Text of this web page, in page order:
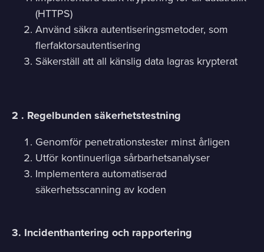
(HTTPS)
Använd säkra autentiseringsmetoder, som
flerfaktorsautentisering
Säkerställ att all känslig data lagras krypterat
2 . Regelbunden säkerhetstestning
Genomför penetrationstester minst årligen
Utför kontinuerliga sårbarhetsanalyser
Implementera automatiserad
säkerhetsscanning av koden
3. Incidenthantering och rapportering